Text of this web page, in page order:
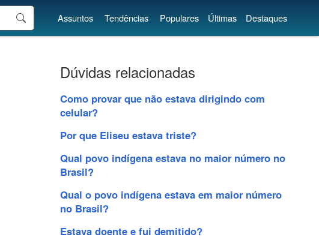
Assuntos Tendências Populares Últimas Destaques
Dúvidas relacionadas
Como provar que não estava dirigindo com
celular?
Por que Eliseu estava triste?
Qual povo indígena estava no maior número no
Brasil?
Qual o povo indígena estava em maior número
no Brasil?
Estava doente e fui demitido?